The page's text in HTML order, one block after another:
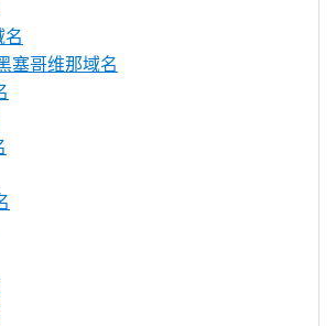
塞哥维那域名